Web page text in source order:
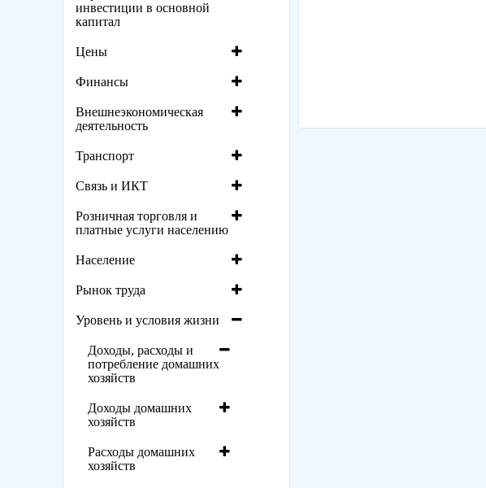
инвестиции в основной
капитал
Цены
Финансы
Внешнеэкономическая
деятельность
Транспорт
Связь и ИКТ
Розничная торговля и
платные услуги населению
Население
Рынок труда
Уровень и условия жизни
Доходы, расходы и
потребление домашних
хозяйств
Доходы домашних
хозяйств
Расходы домашних
хозяйств